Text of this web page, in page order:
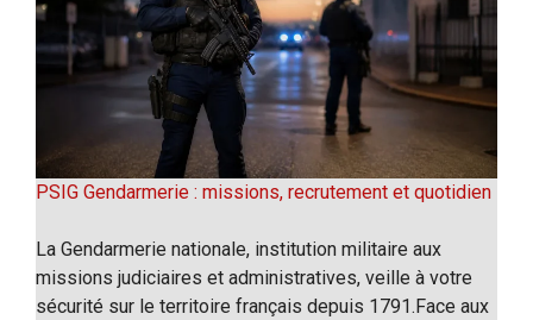
PSIG Gendarmerie : missions, recrutement et quotidien
La Gendarmerie nationale, institution militaire aux
missions judiciaires et administratives, veille à votre
sécurité sur le territoire français depuis 1791.Face aux